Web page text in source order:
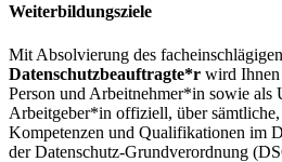
Weiterbildungsziele
Mit Absolvierung des
Datenschutzbeauftragte*r wird Ihnen
Person und Arbeitnehmer*in sowie als
Arbeitgeber*in offiziell, über sämtliche,
Kompetenzen und Qualifikationen im
der Datenschutz-Grundverordnung